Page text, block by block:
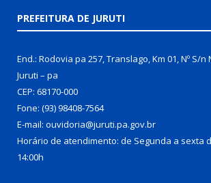
PREFEITURA DE JURUTI
End.: Rodovia pa 257, Translago, Km 01, Nº S/n
Juruti – pa
CEP: 68170-000
Fone: (93) 98408-7564
E-mail: ouvidoria@juruti.pa.gov.br
Horário de atendimento: de Segunda a sexta
14:00h